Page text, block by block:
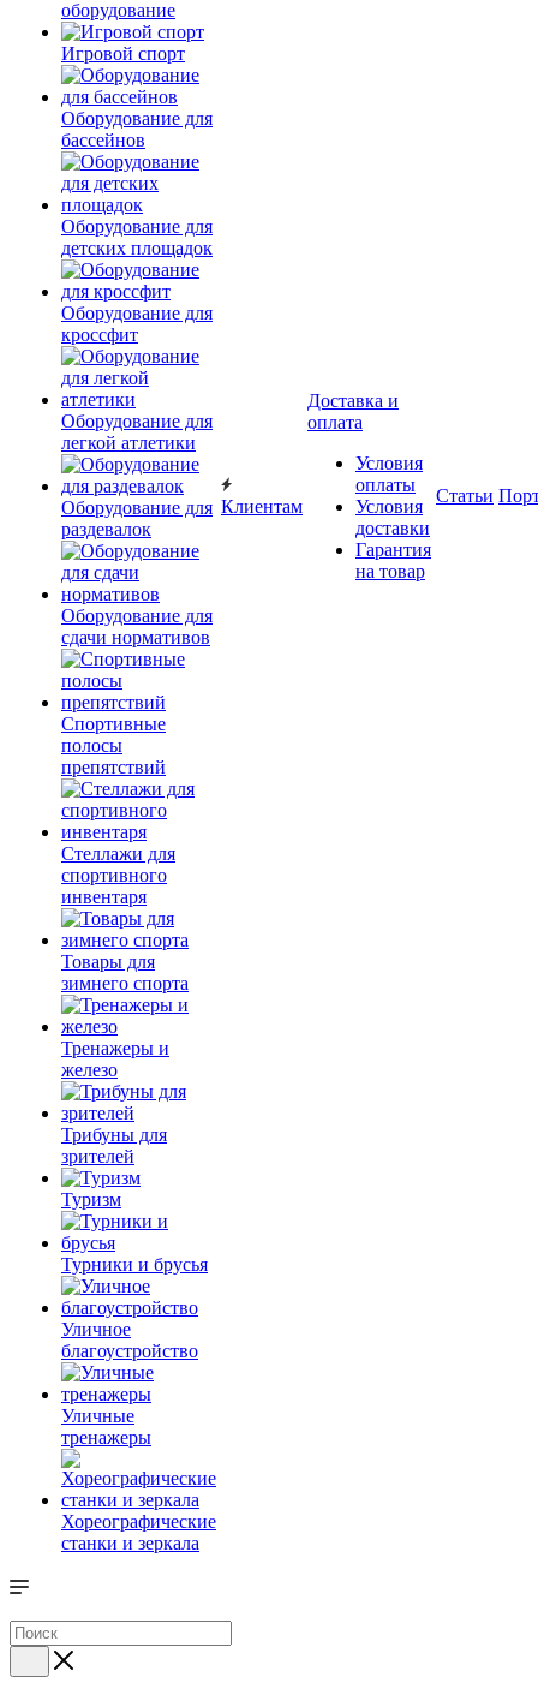
оборудование
Игровой спорт
Оборудование для
бассейнов
Оборудование для
детских площадок
Оборудование для
кроссфит
Оборудование для
легкой атлетики
Оборудование для
раздевалок
Оборудование для
сдачи нормативов
Спортивные
полосы
препятствий
Стеллажи для
спортивного
инвентаря
Товары для
зимнего спорта
Тренажеры и
железо
Трибуны для
зрителей
Туризм
Турники и брусья
Уличное
благоустройство
Уличные
тренажеры
Хореографические
станки и зеркала
Клиентам
Доставка и
оплата
Условия
оплаты
Условия
доставки
Гарантия
на товар
Статьи